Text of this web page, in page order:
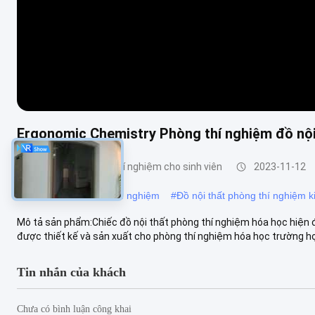
Ergonomic Chemistry Phòng thí nghiệm đồ
Đồ nội thất phòng thí nghiệm cho sinh viên 2023-11-12
bàn làm việc phòng thí nghiệm #Đồ nội thất phòng thí nghiệm
Mô tả sản phẩm:Chiếc đồ nội thất phòng thí nghiệm hóa học
được thiết kế và sản xuất cho phòng thí nghiệm hóa học trường
Tin nhắn của khách
Chưa có bình luận công khai